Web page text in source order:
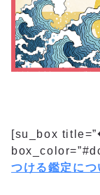
[su_box
つける鑑定につ